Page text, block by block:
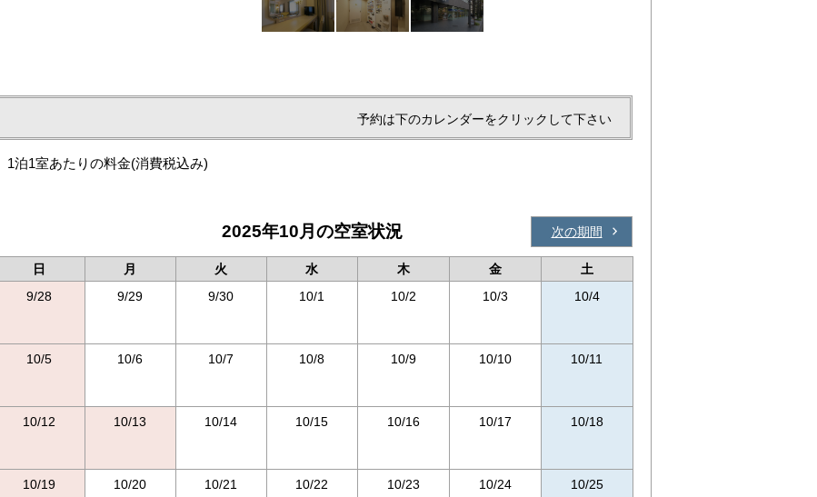
予約は下のカレンダーをクリックして下さい
1泊1室あたりの料金(消費税込み)
2025年10月の空室状況 次の期間
日 月 火 水 木 金
土
9/28
9/29 9/30 10/1 10/2 10/3 10/4
10/5 10/6 10/7 10/8 10/9 10/10 10/11
10/12 10/13 10/14 10/15 10/16 10/17 10/18
10/19 10/20 10/21 10/22 10/23 10/24 10/25